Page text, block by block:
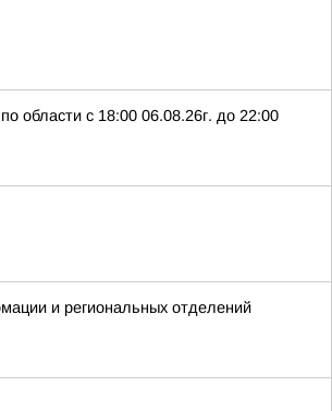
области с 18:00 06.08.26г. до 22:00
и региональных отделений